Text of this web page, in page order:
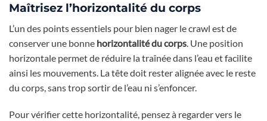
Maîtrisez l’horizontalité du corps
L’un des points essentiels pour bien nager le crawl est de
conserver une bonne horizontalité du corps . Une position
horizontale permet de réduire la traînée dans l’eau et facilite
ainsi les mouvements. La tête doit rester alignée avec le reste
du corps, sans trop sortir de l’eau ni s’enfoncer.
Pour vérifier cette horizontalité, pensez à regarder vers le